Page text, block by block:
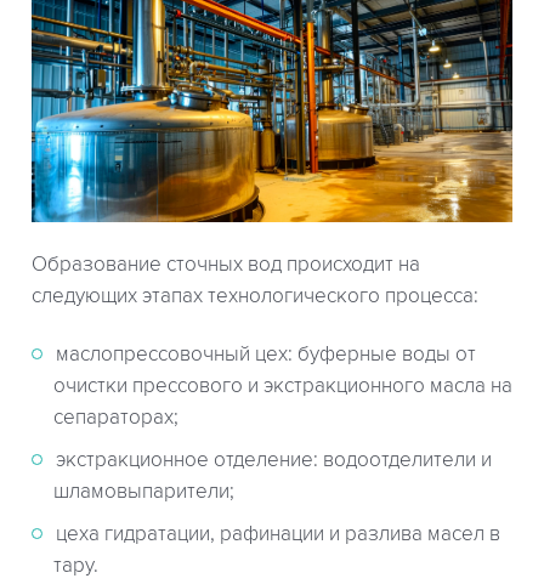
Образование сточных вод происходит на
следующих этапах технологического процесса:
маслопрессовочный цех: буферные воды от
очистки прессового и экстракционного масла на
сепараторах;
экстракционное отделение: водоотделители и
шламовыпарители;
цеха гидратации, рафинации и разлива масел в
тару.